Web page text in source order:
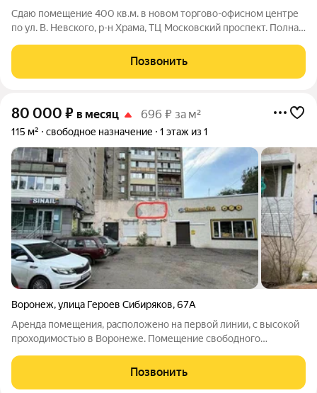
Сдаю помещение 400 кв.м. в новом торгово-офисном центре
по ул. В. Невского, р-н Храма, ТЦ Московский проспект. Полная
парковка. Стоимость: 650 руб./кв.м.( ком. услуги, свет, охрана,
Позвонить
80 000 ₽ в месяц 696 ₽ за м²
115 м² свободное назначение 1 этаж из 1
Воронеж,улица Героев Сибиряков,67А
Аренда помещения, расположено на первой линии, с высокой
проходимостью в Воронеже. Помещение свободного
и запишитесь на просмотр! Помещение формата Стрит-
ритейл. Сдается в аренду торговое
Позвонить